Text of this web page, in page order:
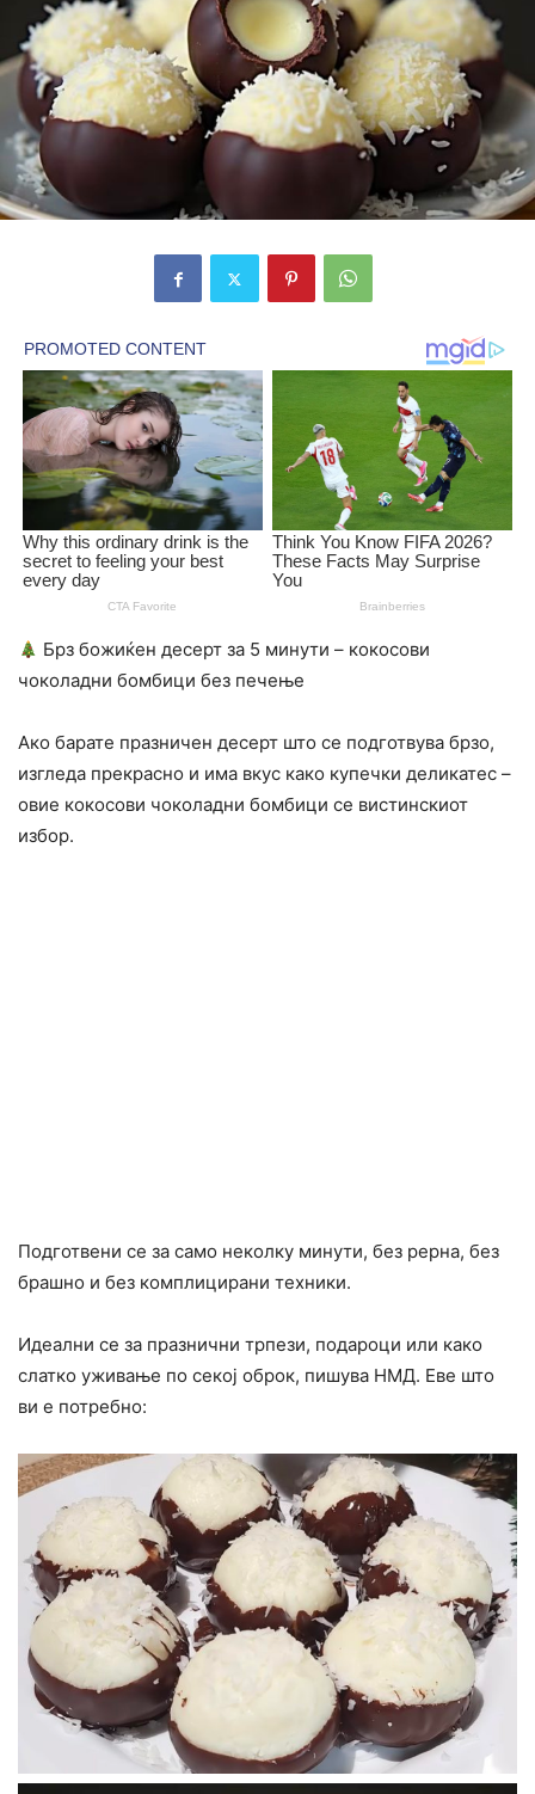
Брз божиќен десерт за 5 минути – кокосови
чоколадни бомбици без печење
Ако барате празничен десерт што се подготвува брзо,
изгледа прекрасно и има вкус како купечки деликатес –
овие кокосови чоколадни бомбици се вистинскиот
избор.
Подготвени се за само неколку минути, без рерна, без
брашно и без комплицирани техники.
Идеални се за празнични трпези, подароци или како
слатко уживање по секој оброк, пишува НМД. Еве што
ви е потребно: